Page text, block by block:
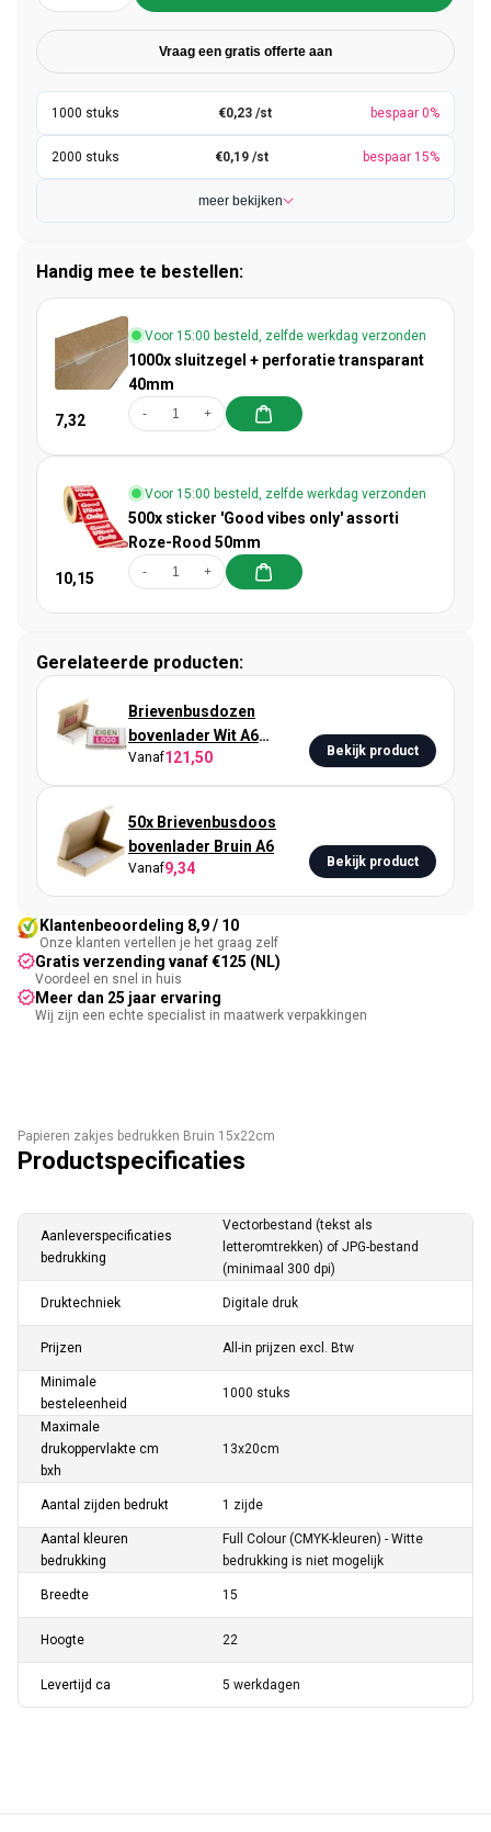
Vraag een gratis offerte aan
€0,23 /st bespaar 0%
€0,19 /st bespaar 15%
meer bekijken
Handig mee te bestellen:
7,32
Voor 15:00 besteld, zelfde werkdag verzonden
1000x sluitzegel + perforatie transparant
40mm
- +
10,15
Voor 15:00 besteld, zelfde werkdag verzonden
500x sticker 'Good vibes only' assorti
Roze-Rood 50mm
- +
Gerelateerde producten:
Brievenbusdozen
bovenlader Wit A6
bedrukken
Vanaf121,50 Bekijk product
50x Brievenbusdoos
bovenlader Bruin A6
Vanaf9,34 Bekijk product
Klantenbeoordeling 8,9 / 10
Onze klanten vertellen je het graag zelf
Gratis verzending vanaf €125 (NL)
Voordeel en snel in huis
Meer dan 25 jaar ervaring
Wij zijn een echte specialist in maatwerk verpakkingen
Papieren zakjes bedrukken Bruin 15x22cm
Productspecificaties
Aanleverspecificaties
bedrukking
Vectorbestand (tekst als
letteromtrekken) of JPG-bestand
(minimaal 300 dpi)
Druktechniek Digitale druk
Prijzen All-in prijzen excl. Btw
Minimale
besteleenheid
1000 stuks
Maximale
drukoppervlakte cm
bxh
13x20cm
Aantal zijden bedrukt 1 zijde
Aantal kleuren
bedrukking
Full Colour (CMYK-kleuren) - Witte
bedrukking is niet mogelijk
Breedte 15
Hoogte 22
Levertijd ca 5 werkdagen